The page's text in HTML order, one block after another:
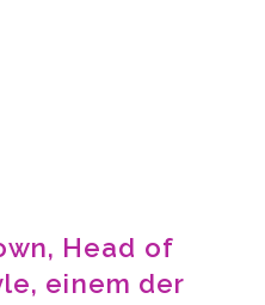
Head of
einem der